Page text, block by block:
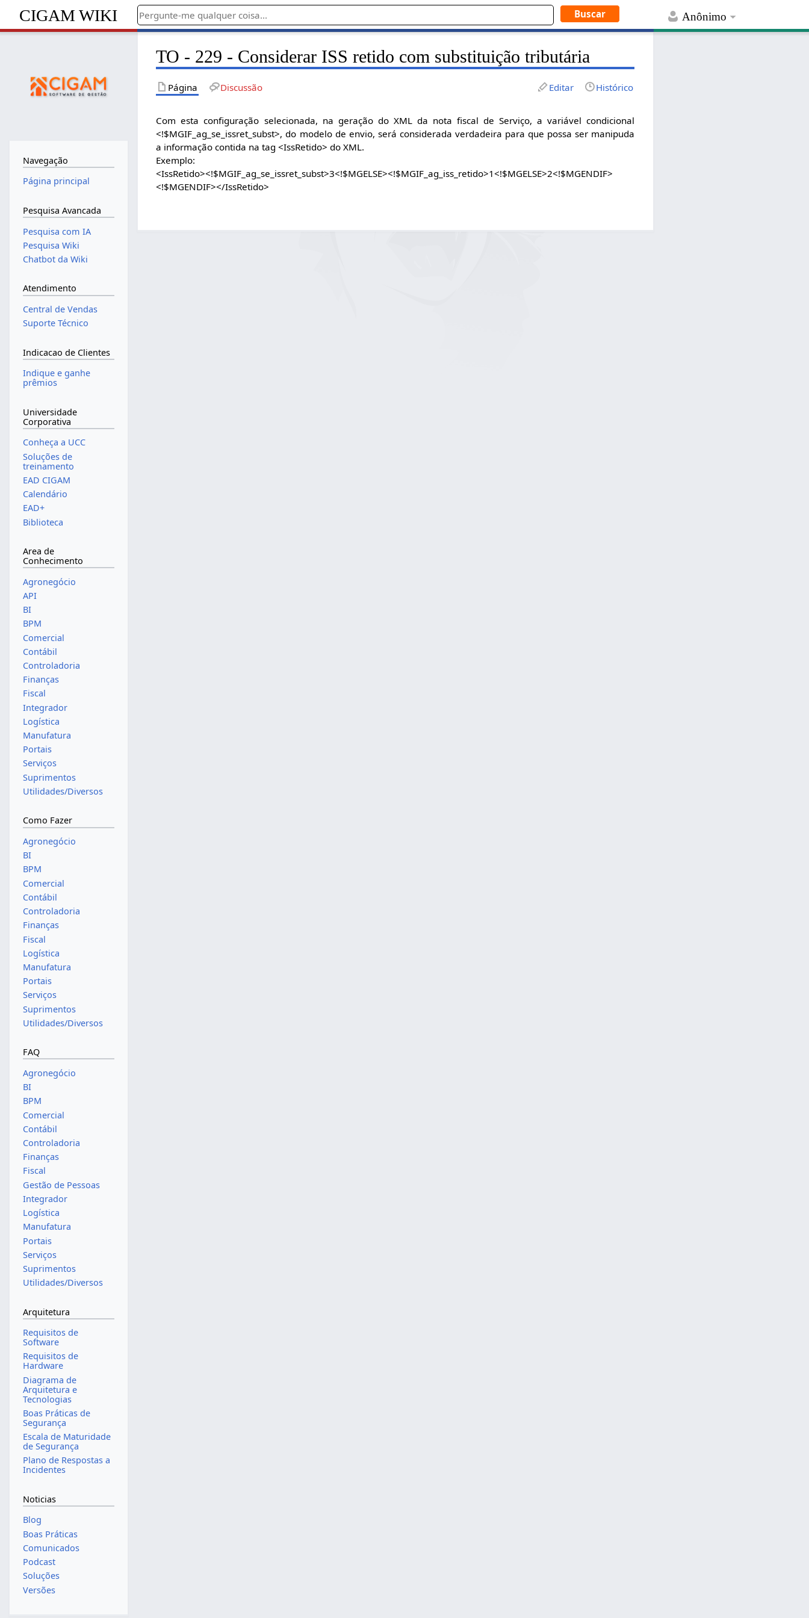
Anônimo
CIGAM WIKI
TO - 229 - Considerar ISS retido com substituição tributária
Página Discussão Editar Histórico
Com esta configuração selecionada, na geração do XML da nota fiscal de Serviço, a variável condicional
<!$MGIF_ag_se_issret_subst>, do modelo de envio, será considerada verdadeira para que possa ser manipuda
a informação contida na tag <IssRetido> do XML.
Exemplo:
<IssRetido><!$MGIF_ag_se_issret_subst>3<!$MGELSE><!$MGIF_ag_iss_retido>1<!$MGELSE>2<!$MGENDIF>
<!$MGENDIF></IssRetido>
Navegação
Página principal
Pesquisa Avancada
Pesquisa com IA
Pesquisa Wiki
Chatbot da Wiki
Atendimento
Central de Vendas
Suporte Técnico
Indicacao de Clientes
Indique e ganhe
prêmios
Universidade
Corporativa
Conheça a UCC
Soluções de
treinamento
EAD CIGAM
Calendário
EAD+
Biblioteca
Area de
Conhecimento
Agronegócio
API
BI
BPM
Comercial
Contábil
Controladoria
Finanças
Fiscal
Integrador
Logística
Manufatura
Portais
Serviços
Suprimentos
Utilidades/Diversos
Como Fazer
Agronegócio
BI
BPM
Comercial
Contábil
Controladoria
Finanças
Fiscal
Logística
Manufatura
Portais
Serviços
Suprimentos
Utilidades/Diversos
FAQ
Agronegócio
BI
BPM
Comercial
Contábil
Controladoria
Finanças
Fiscal
Gestão de Pessoas
Integrador
Logística
Manufatura
Portais
Serviços
Suprimentos
Utilidades/Diversos
Arquitetura
Requisitos de
Software
Requisitos de
Hardware
Diagrama de
Arquitetura e
Tecnologias
Boas Práticas de
Segurança
Escala de Maturidade
de Segurança
Plano de Respostas a
Incidentes
Noticias
Blog
Boas Práticas
Comunicados
Podcast
Soluções
Versões